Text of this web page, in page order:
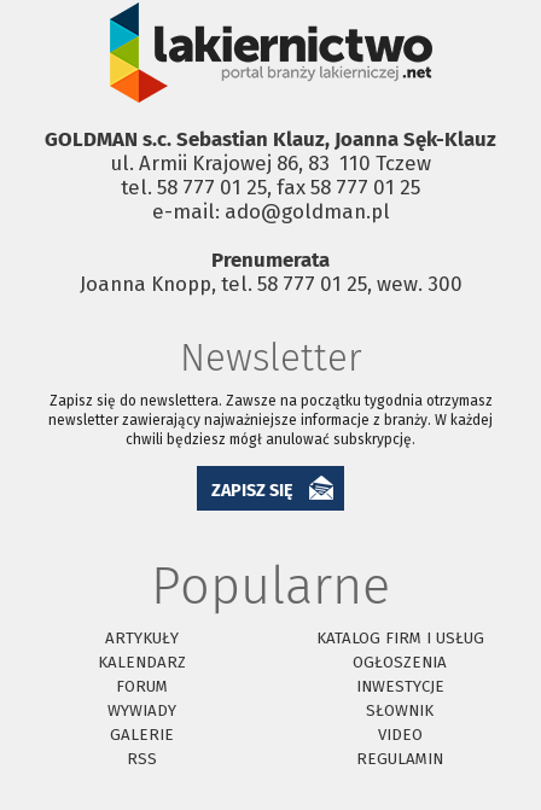
GOLDMAN s.c. Sebastian Klauz, Joanna Sęk-Klauz
ul. Armii Krajowej 86, 83 ­ 110 Tczew
tel. 58 777 01 25, fax 58 777 01 25
e-mail: ado@goldman.pl
Prenumerata
Joanna Knopp, tel. 58 777 01 25, wew. 300
Newsletter
Zapisz się do newslettera. Zawsze na początku tygodnia otrzymasz
newsletter zawierający najważniejsze informacje z branży. W każdej
chwili będziesz mógł anulować subskrypcję.
ZAPISZ SIĘ
Popularne
ARTYKUŁY
KATALOG FIRM I USŁUG
KALENDARZ
OGŁOSZENIA
FORUM
INWESTYCJE
WYWIADY
SŁOWNIK
GALERIE
VIDEO
RSS
REGULAMIN